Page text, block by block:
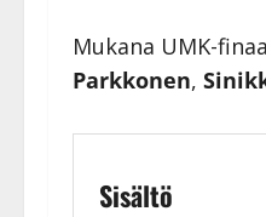
Mukana UMK-
Parkkonen,
Sisältö